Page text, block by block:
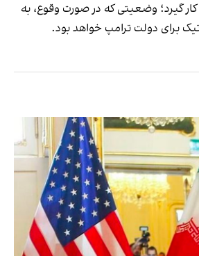
کار گیرد؛ وضعیتی که در صورت وقوع، به
برای دولت ترامپ خواهد بود.